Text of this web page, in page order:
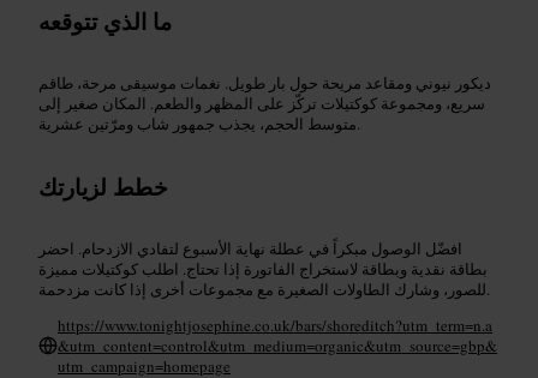
ما الذي تتوقعه
ديكور نيوني ومقاعد مريحة حول بار طويل. نغمات موسيقى مرحة، طاقم
سريع، ومجموعة كوكتيلات تركّز على المظهر والطعم. المكان صغير إلى
متوسط الحجم، يجذب جمهور شاب ومرّتين عشرية.
خطط لزيارتك
افضّل الوصول مبكراً في عطلة نهاية الأسبوع لتفادي الازدحام. احضر
بطاقة نقدية وبطاقة لاستخراج الفاتورة إذا تحتاج. اطلب كوكتيلات مميزة
للصور، وشارك الطاولات الصغيرة مع مجموعات أخرى إذا كانت مزدحمة.
https://www.tonightjosephine.co.uk/bars/shoreditch?utm_term=n.a
&utm_content=control&utm_medium=organic&utm_source=gbp&
utm_campaign=homepage